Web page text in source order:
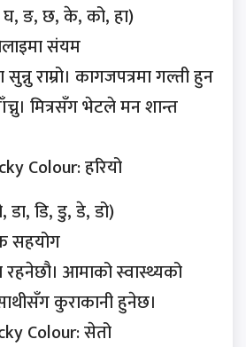
ङ, छ, के, को, हा)
संयम
राम्रो। कागजपत्रमा गल्ती हुन
मित्रसँग भेटले मन शान्त
Colour: हरियो
डा, डि, डु, डे, डो)
सहयोग
आमाको स्वास्थ्यको
कुराकानी हुनेछ।
Colour: सेतो